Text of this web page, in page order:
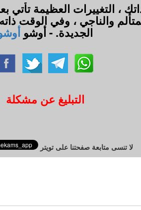
، التغييرات العظيمة تأتي
والناجي ، وفي
الجديدة. - أوشو
التبليغ عن مشكلة
لا تنسى متابعة صفحتنا على تويتر